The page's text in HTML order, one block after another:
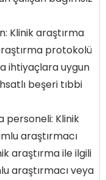
Klinik araştırma
protokolü
ihtiyaçlara uygun
beşeri tıbbi
personeli: Klinik
araştırmacı
araştırma ile ilgili
araştırmacı veya